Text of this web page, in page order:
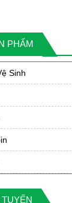
PHẨM
Sinh